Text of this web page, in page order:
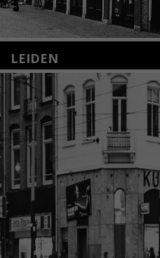
LEIDEN
Nieuwstraat 35
2312 KA Leiden
+31(0)71 – 52 84 480
info@kunsthuisleiden.nl
Lees meer